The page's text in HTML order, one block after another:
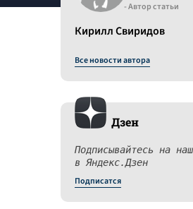
- Автор статьи
Кирилл Свиридов
Все новости автора
Дзен
Подписывайтесь на
в Яндекс.Дзен
Подписатся